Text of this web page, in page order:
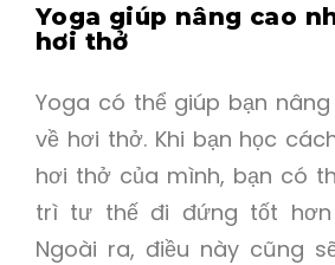
Yoga giúp nâng cao
hơi thở
Yoga có thể giúp bạn
về hơi thở. Khi bạn học
hơi thở của mình, bạn có
trì tư thế đi đứng tốt hơn
Ngoài ra, điều này cũng